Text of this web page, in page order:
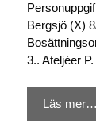
Bergsjö (X)
3.. Ateljéer
Läs mer…